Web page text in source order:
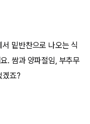
밑반찬으로 나오는 식
. 쌈과 양파절임, 부추무
겠죠?